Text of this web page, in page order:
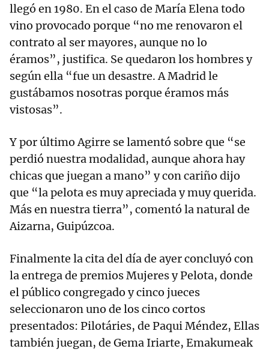
llegó en 1980. En el caso de María Elena todo
vino provocado porque “no me renovaron el
contrato al ser mayores, aunque no lo
éramos”, justifica. Se quedaron los hombres y
según ella “fue un desastre. A Madrid le
gustábamos nosotras porque éramos más
vistosas”.
Y por último Agirre se lamentó sobre que “se
perdió nuestra modalidad, aunque ahora hay
chicas que juegan a mano” y con cariño dijo
que “la pelota es muy apreciada y muy querida.
Más en nuestra tierra”, comentó la natural de
Aizarna, Guipúzcoa.
Finalmente la cita del día de ayer concluyó con
la entrega de premios Mujeres y Pelota, donde
el público congregado y cinco jueces
seleccionaron uno de los cinco cortos
presentados: Pilotáries, de Paqui Méndez, Ellas
también juegan, de Gema Iriarte, Emakumeak